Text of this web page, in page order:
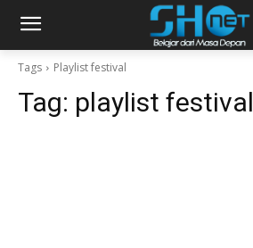
Tags Playlist festival
Tag: playlist festival